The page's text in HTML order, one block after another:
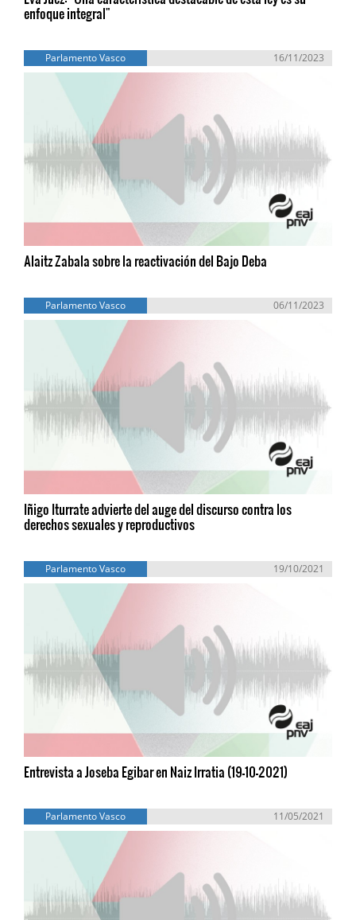
enfoque integral"
Parlamento Vasco 16/11/2023
Alaitz Zabala sobre la reactivación del Bajo Deba
Parlamento Vasco 06/11/2023
Iñigo Iturrate advierte del auge del discurso contra los
derechos sexuales y reproductivos
Parlamento Vasco 19/10/2021
Entrevista a Joseba Egibar en Naiz Irratia (19-10-2021)
Parlamento Vasco 11/05/2021